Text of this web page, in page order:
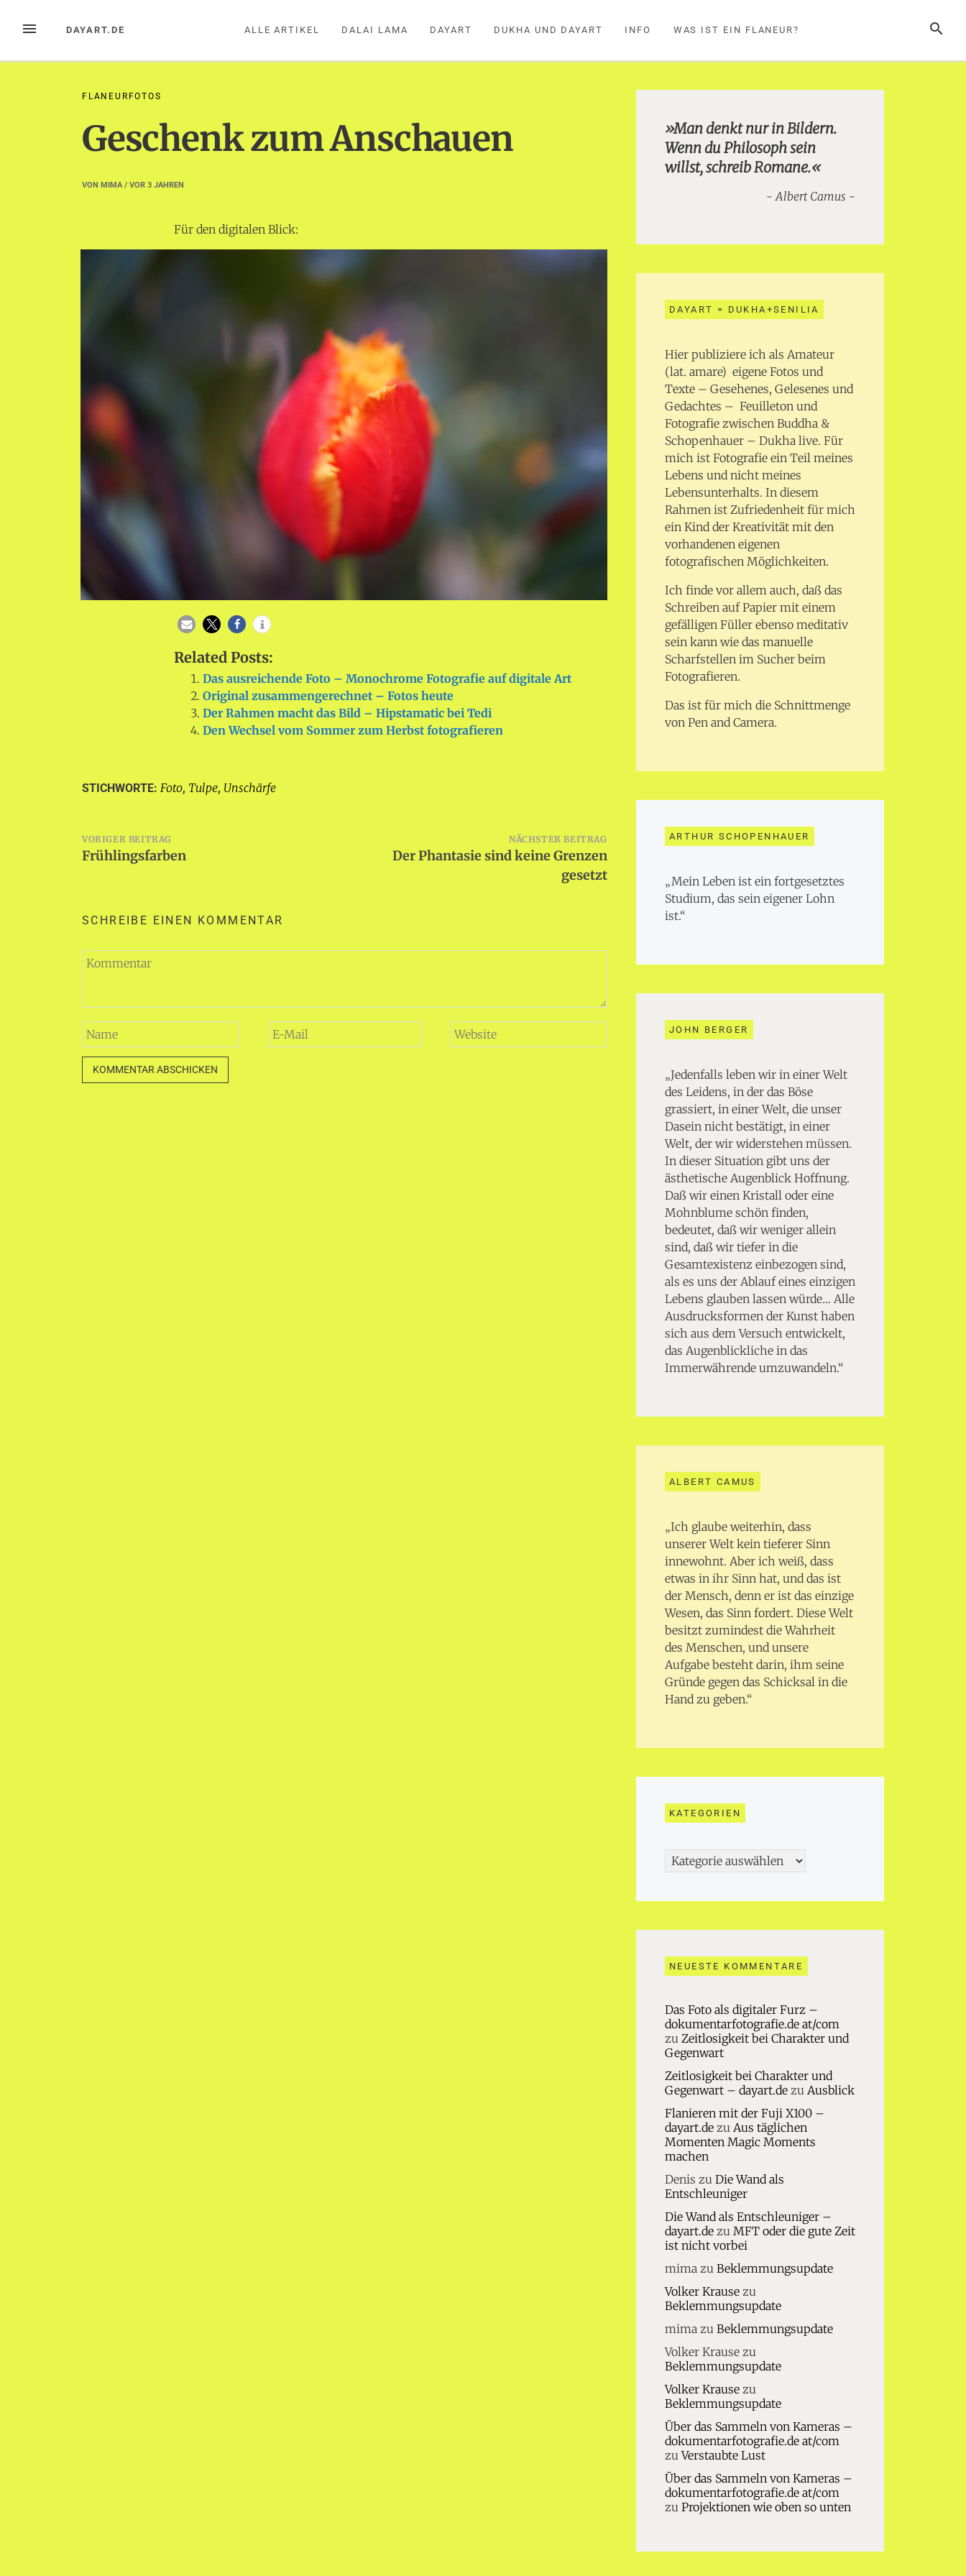
InhaltMENÜ SUCHE
DAYART.DE ALLE ARTIKEL DALAI LAMA DAYART DUKHA UND DAYART INFO WAS IST EIN FLANEUR?
FLANEURFOTOS
Geschenk zum Anschauen
VON MIMA/ VOR 3 JAHREN
Für den digitalen Blick:
Related Posts:
Das ausreichende Foto – Monochrome Fotografie auf digitale Art
Original zusammengerechnet – Fotos heute
Der Rahmen macht das Bild – Hipstamatic bei Tedi
Den Wechsel vom Sommer zum Herbst fotografieren
STICHWORTE: Foto, Tulpe, Unschärfe
Beitragsnavigation
VORIGER BEITRAG
Frühlingsfarben
NÄCHSTER BEITRAG
Der Phantasie sind keine Grenzen
gesetzt
SCHREIBE EINEN KOMMENTAR
»Man denkt nur in Bildern.
Wenn du Philosoph sein
willst, schreib Romane.«
Albert Camus
DAYART = DUKHA+SENILIA
Hier publiziere ich als Amateur
(lat. amare) eigene Fotos und
Texte – Gesehenes, Gelesenes und
Gedachtes – Feuilleton und
Fotografie zwischen Buddha &
Schopenhauer – Dukha live. Für
mich ist Fotografie ein Teil meines
Lebens und nicht meines
Lebensunterhalts. In diesem
Rahmen ist Zufriedenheit für mich
ein Kind der Kreativität mit den
vorhandenen eigenen
fotografischen Möglichkeiten.
Ich finde vor allem auch, daß das
Schreiben auf Papier mit einem
gefälligen Füller ebenso meditativ
sein kann wie das manuelle
Scharfstellen im Sucher beim
Fotografieren.
Das ist für mich die Schnittmenge
von Pen and Camera.
ARTHUR SCHOPENHAUER
„Mein Leben ist ein fortgesetztes
Studium, das sein eigener Lohn
ist.“
JOHN BERGER
„Jedenfalls leben wir in einer Welt
des Leidens, in der das Böse
grassiert, in einer Welt, die unser
Dasein nicht bestätigt, in einer
Welt, der wir widerstehen müssen.
In dieser Situation gibt uns der
ästhetische Augenblick Hoffnung.
Daß wir einen Kristall oder eine
Mohnblume schön finden,
bedeutet, daß wir weniger allein
sind, daß wir tiefer in die
Gesamtexistenz einbezogen sind,
als es uns der Ablauf eines einzigen
Lebens glauben lassen würde… Alle
Ausdrucksformen der Kunst haben
sich aus dem Versuch entwickelt,
das Augenblickliche in das
Immerwährende umzuwandeln.“
ALBERT CAMUS
„Ich glaube weiterhin, dass
unserer Welt kein tieferer Sinn
innewohnt. Aber ich weiß, dass
etwas in ihr Sinn hat, und das ist
der Mensch, denn er ist das einzige
Wesen, das Sinn fordert. Diese Welt
besitzt zumindest die Wahrheit
des Menschen, und unsere
Aufgabe besteht darin, ihm seine
Gründe gegen das Schicksal in die
Hand zu geben.“
KATEGORIEN
Kategorien
NEUESTE KOMMENTARE
Das Foto als digitaler Furz –
dokumentarfotografie.de at/com
zu Zeitlosigkeit bei Charakter und
Gegenwart
Zeitlosigkeit bei Charakter und
Gegenwart – dayart.dezu Ausblick
Flanieren mit der Fuji X100 –
dayart.dezu Aus täglichen
Momenten Magic Moments
machen
Denis zu Die Wand als
Entschleuniger
Die Wand als Entschleuniger –
dayart.dezu MFT oder die gute Zeit
ist nicht vorbei
mimazu Beklemmungsupdate
Volker Krausezu
Beklemmungsupdate
mimazu Beklemmungsupdate
Volker Krausezu
Beklemmungsupdate
Volker Krausezu
Beklemmungsupdate
Über das Sammeln von Kameras –
dokumentarfotografie.de at/com
zuVerstaubte Lust
Über das Sammeln von Kameras –
dokumentarfotografie.de at/com
zu Projektionen wie oben so unten